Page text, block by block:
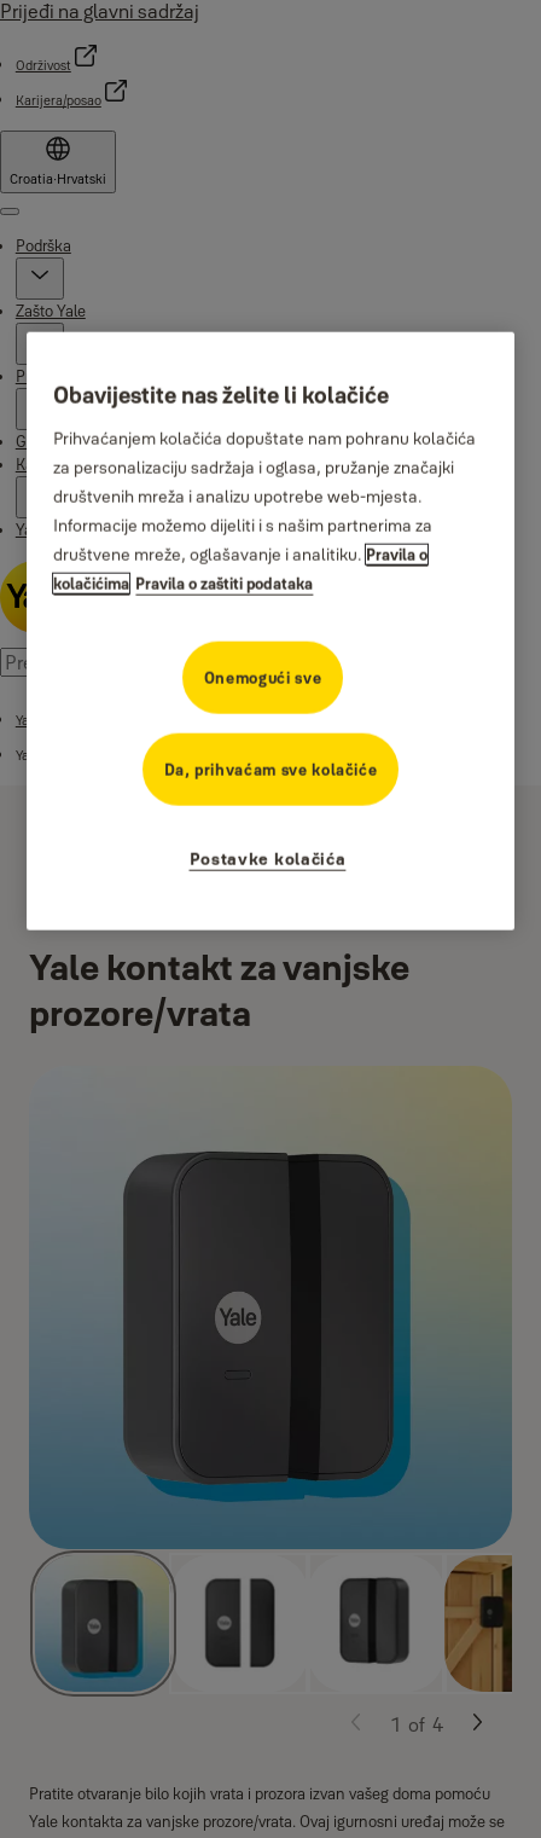
Prijeđi na glavni sadržaj
Održivost
Karijera/posao
Croatia·Hrvatski
Menu
Podrška
Zašto Yale
Proizvodi
Gdje kupiti
Kampanje
Yale Home aplikacija
Yale Pametni sigurnosni ekosistem
Yale Pametni alarmi
Yale kontakt za vanjske
prozore/vrata
Pratite otvaranje bilo kojih vrata i prozora izvan vašeg doma pomoću
Yale kontakta za vanjske prozore/vrata. Ovaj igurnosni uređaj može se
1 of 4
Obavijestite nas želite li kolačiće
Prihvaćanjem kolačića dopuštate nam pohranu kolačića
za personalizaciju sadržaja i oglasa, pružanje značajki
društvenih mreža i analizu upotrebe web-mjesta.
Informacije možemo dijeliti i s našim partnerima za
društvene mreže, oglašavanje i analitiku. Pravila o
kolačićima Pravila o zaštiti podataka
Onemogući sve
Da, prihvaćam sve kolačiće
Postavke kolačića